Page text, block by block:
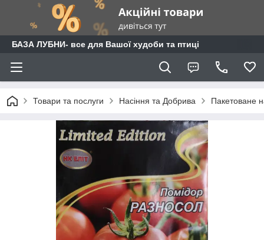
БАЗА ЛУБНИ- все для Вашої худоби та птиці
Товари та послуги Насіння та Добрива Пакетоване